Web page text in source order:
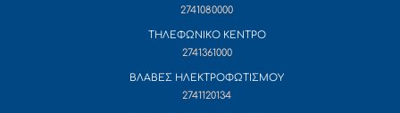
2741080000
ΤΗΛΕΦΩΝΙΚΟ ΚΕΝΤΡΟ
2741361000
ΒΛΑΒΕΣ ΗΛΕΚΤΡΟΦΩΤΙΣΜΟΥ
2741120134